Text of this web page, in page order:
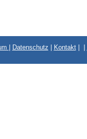
Datenschutz Kontakt|